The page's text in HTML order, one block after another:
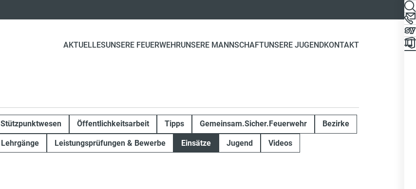
AKTUELLESUNSERE FEUERWEHRUNSERE MANNSCHAFTUNSERE JUGENDKONTAKT
Stützpunktwesen Öffentlichkeitsarbeit Tipps Gemeinsam.Sicher.Feuerwehr Bezirke
Lehrgänge Leistungsprüfungen & Bewerbe Einsätze Jugend Videos